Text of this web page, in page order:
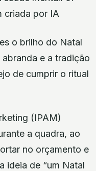
criada por IA
o brilho do Natal
e a tradição
de cumprir o ritual
(IPAM)
a quadra, ao
no orçamento e
ideia de “um Natal